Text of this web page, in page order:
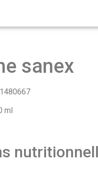
sanex
ml